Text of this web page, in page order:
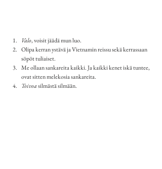
Valo, voisit jäädä mun luo.
Olipa kerran ystävä ja Vietnamin reissu sekä kerrassaan
söpöt tuliaiset.
Me ollaan sankareita kaikki. Ja kaikki kenet iskä tuntee,
ovat sitten melekosia sankareita.
Toivoa silmästä silmään.